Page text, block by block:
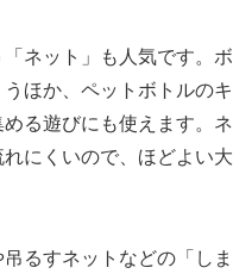
ネット」も人気です。ボ
ほか、ペットボトルのキ
る遊びにも使えます。ネ
にくいので、ほどよい大
るすネットなどの「しま